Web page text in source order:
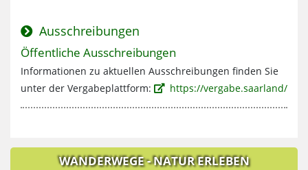
Ausschreibungen
Mehr zum Thema:
Öffentliche Ausschreibungen
Informationen zu aktuellen Ausschreibungen finden Sie
unter der Vergabeplattform:
https://vergabe.saarland/
WANDERWEGE - NATUR ERLEBEN